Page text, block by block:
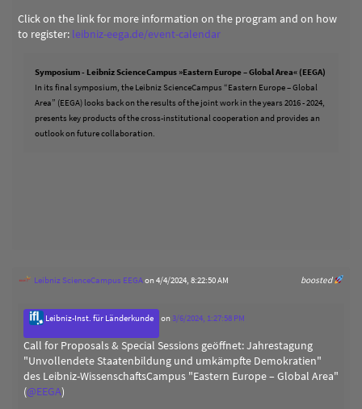
Click on the link for more information on the program and on how
to register: leibniz-eega.de/event-calendar
Symposium - Leibniz ScienceCampus »Eastern Europe – Global Area« (EEGA)
In its final symposium, the Leibniz ScienceCampus “Eastern Europe – Global
Area” (EEGA) looks back on the results of the joint work in the years 2016 - 2024,
presents key products of the cross-institutional cooperation and provides an
outlook on future collaboration.
boosted
Leibniz ScienceCampus EEGAon 4/4/2024, 8:22:50 AM
Leibniz-Inst. für Länderkunde on3/6/2024, 1:27:58 PM
Call for Proposals & Special Sessions geöffnet: Jahrestagung
"Unvollendete Staatenbildung und umkämpfte Demokratien"
des Leibniz-WissenschaftsCampus "Eastern Europe – Global Area"
(@EEGA)